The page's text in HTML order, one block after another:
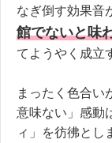
なぎ倒す効果音
館でないと味
てようやく成立
まったく色合い
意味ない」感動
ィ」を彷彿とし